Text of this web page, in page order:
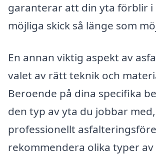
garanterar att din yta förblir i
möjliga skick så länge som
En annan viktig aspekt av
valet av rätt teknik och
Beroende på dina specifika
den typ av yta du jobbar
professionellt
rekommendera olika typer av